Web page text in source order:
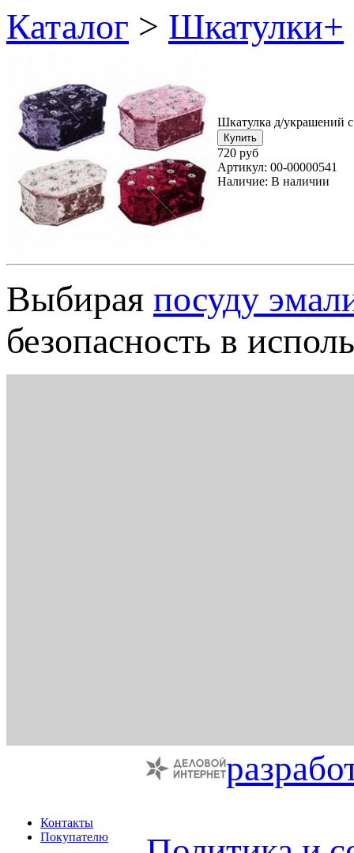
Каталог > Шкатулки+
Шкатулка д/украшений
720 руб
Артикул: 00-00000541
Наличие: В наличии
Выбирая посуду
безопасность в
Контакты
Покупателю